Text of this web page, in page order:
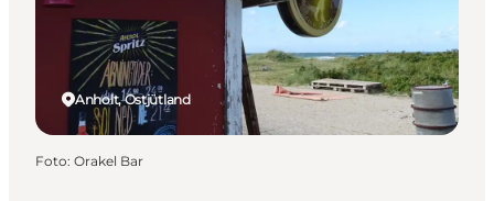
Reiseplanung
Anholt, Ostjütland
Foto: Orakel Bar